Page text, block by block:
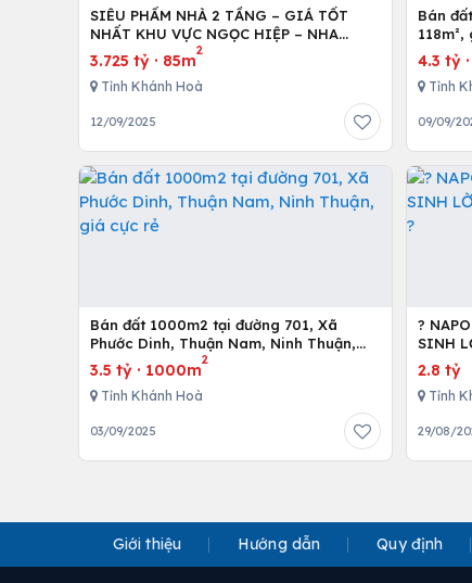
SIÊU PHẨM NHÀ 2 TẦNG – GIÁ TỐT
NHẤT KHU VỰC NGỌC HIỆP – NHA
TRANG
3.725 tỷ · 85m
2
Tỉnh Khánh Hoà
12/09/2025
Bán
nha
4.3 tỷ ·
Tỉnh
09/09/
Bán đất 1000m2 tại đường 701, Xã
Phước Dinh, Thuận Nam, Ninh Thuận,
giá cực rẻ
3.5 tỷ · 1000m
2
Tỉnh Khánh Hoà
03/09/2025
?
SINH
2.8 tỷ
Tỉnh
29/08/
Giới thiệu Hướng dẫn Quy định